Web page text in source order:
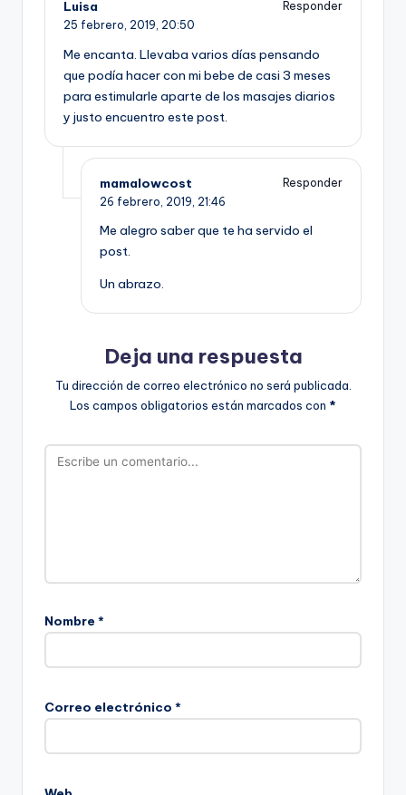
Luisa
Responder
25 febrero, 2019, 20:50
Me encanta. Llevaba varios días pensando
que podía hacer con mi bebe de casi 3 meses
para estimularle aparte de los masajes diarios
y justo encuentro este post.
mamalowcost
Responder
26 febrero, 2019, 21:46
Me alegro saber que te ha servido el
post.
Un abrazo.
Deja una respuesta
Tu dirección de correo electrónico no será publicada.
Los campos obligatorios están marcados con *
Nombre *
Correo electrónico *